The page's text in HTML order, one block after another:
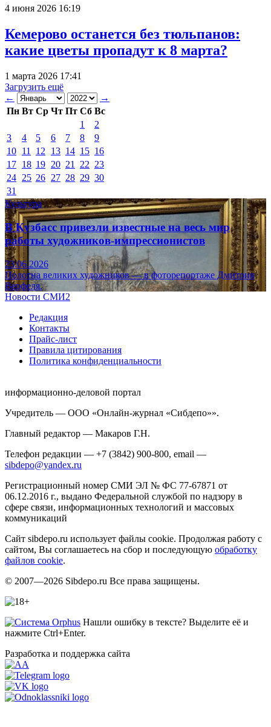
4 июня 2026 16:19
Кемерово останется без тюльпанов:
какие цветы пропадут к 8 марта?
1 марта 2026 17:41
Загрузить ещё
←
→
Пн Вт Ср Чт Пт Сб Вс
1
2
3
4 5 6 7 8
9
10 11 12 13 14 15 16
17 18 19 20 21 22 23
24 25 26 27 28 29 30
31
Культура
В Кузбасс привезли известные на весь мир
работы художников-импрессионистов
23.06.2026
Полотна великих художников — в фоторепортаже Дмитрия
Верфеля.
Новости СМИ2
Редакция
Контакты
Прайс-лист
Правила цитирования
Политика конфиденциальности
информационно-деловой портал
Учредитель — ООО «Онлайн-журнал «Сибдепо»».
Главный редактор — Макаров Г.Н.
Телефон редакции — +7 (3842) 900-800, email —
sibdepo@yandex.ru
Регистрационный номер СМИ ЭЛ № ФС 77-67871 от
06.12.2016 г., выдано Федеральной службой по надзору в
сфере связи, информационных технологий и массовых
коммуникаций
Сайт sibdepo.ru использует файлы cookie. Продолжая работу с
сайтом, Вы соглашаетесь на сбор и последующую обработку
файлов cookie.
© 2007—2026 Sibdepo.ru Все права защищены.
Нашли ошибку в тексте? Выделите её и
нажмите Ctrl+Enter.
Разработка и поддержка сайта